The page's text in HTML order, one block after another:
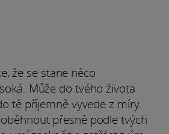
že se stane něco
Může do tvého života
tě příjemně vyvede z míry.
přesně podle tvých